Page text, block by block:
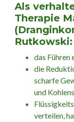
Als
Therapie
Rutkowski:
das Führen
die
scharfe
und
verteilen,